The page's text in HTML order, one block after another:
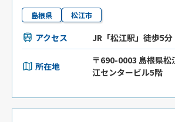
島根県 松江市
アクセス JR「松江駅」徒歩5分
所在地
〒690-0003 島根県松
江センタービル5階